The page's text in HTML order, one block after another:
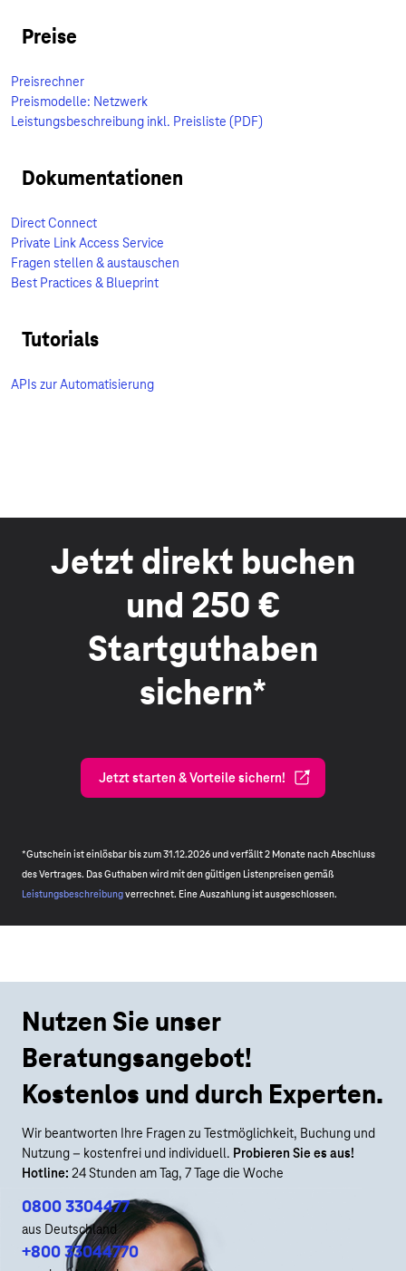
Preise
Preisrechner
Preismodelle: Netzwerk
Leistungsbeschreibung inkl. Preisliste (PDF)
Dokumentationen
Direct Connect
Private Link Access Service
Fragen stellen & austauschen
Best Practices & Blueprint
Tutorials
APIs zur Automatisierung
Jetzt direkt buchen
und 250 €
Startguthaben
sichern*
Jetzt starten & Vorteile sichern!
*Gutschein ist einlösbar bis zum 31.12.2026 und verfällt 2 Monate nach Abschluss
des Vertrages. Das Guthaben wird mit den gültigen Listenpreisen gemäß
Leistungsbeschreibungverrechnet. Eine Auszahlung ist ausgeschlossen.
Nutzen Sie unser
Beratungsangebot!
Kostenlos und durch Experten.
Wir beantworten Ihre Fragen zu Testmöglichkeit, Buchung und
Nutzung – kostenfrei und individuell. Probieren Sie es aus!
Hotline: 24 Stunden am Tag, 7 Tage die Woche
0800 3304477
aus Deutschland
+800 33044770